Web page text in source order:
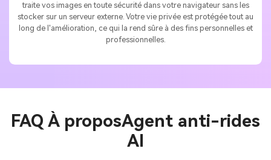
traite vos images en toute sécurité dans votre navigateur sans les
stocker sur un serveur externe. Votre vie privée est protégée tout au
long de l'amélioration, ce qui la rend sûre à des fins personnelles et
professionnelles.
FAQ À proposAgent anti-rides
AI